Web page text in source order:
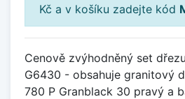
Kč a v košíku zadejte kód
Cenově zvýhodněný set
G6430 - obsahuje granitový
780 P Granblack 30 pravý a